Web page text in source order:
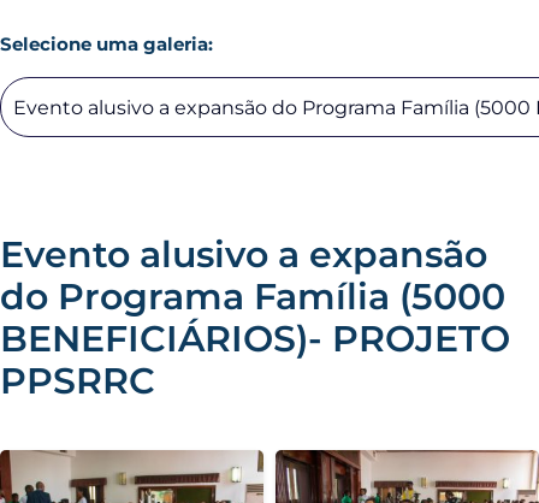
Gestão A&S
Selecione uma galeria:
Evento alusivo a expansão
do Programa Família (5000
BENEFICIÁRIOS)- PROJETO
PPSRRC